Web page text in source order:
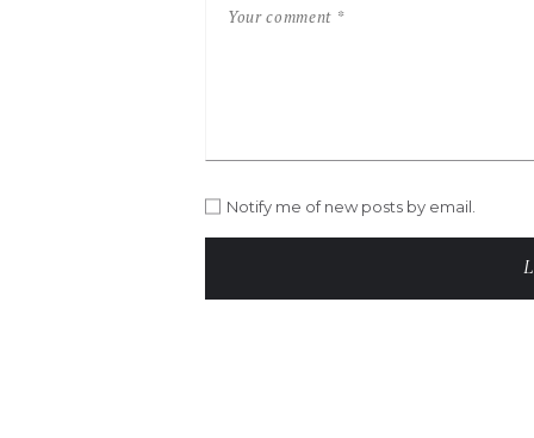
Notify me of new posts by email.